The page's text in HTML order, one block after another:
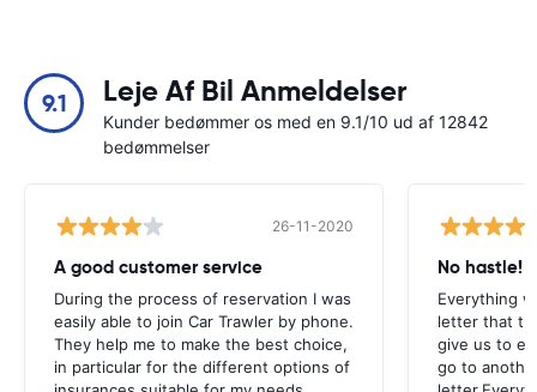
9.1 Leje Af Bil Anmeldelser
Kunder bedømmer os med en 9.1/10 ud af 12842
bedømmelser
26-11-2020
A good customer service
During the process of reservation I was
easily able to join Car Trawler by phone.
They help me to make the best choice,
in particular for the different options of
No hastle!
Everything
letter that
give us to
go to